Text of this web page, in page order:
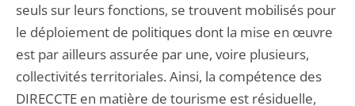
seuls sur leurs fonctions, se trouvent mobilisés pour
le déploiement de politiques dont la mise en œuvre
est par ailleurs assurée par une, voire plusieurs,
collectivités territoriales. Ainsi, la compétence des
DIRECCTE en matière de tourisme est résiduelle,